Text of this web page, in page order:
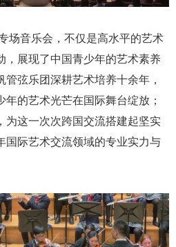
场音乐会，不仅是高水平的艺术
，展现了中国青少年的艺术素养
弦乐团深耕艺术培养十余年，
的艺术光芒在国际舞台绽放；
为这一次次跨国交流搭建起坚实
国际艺术交流领域的专业实力与